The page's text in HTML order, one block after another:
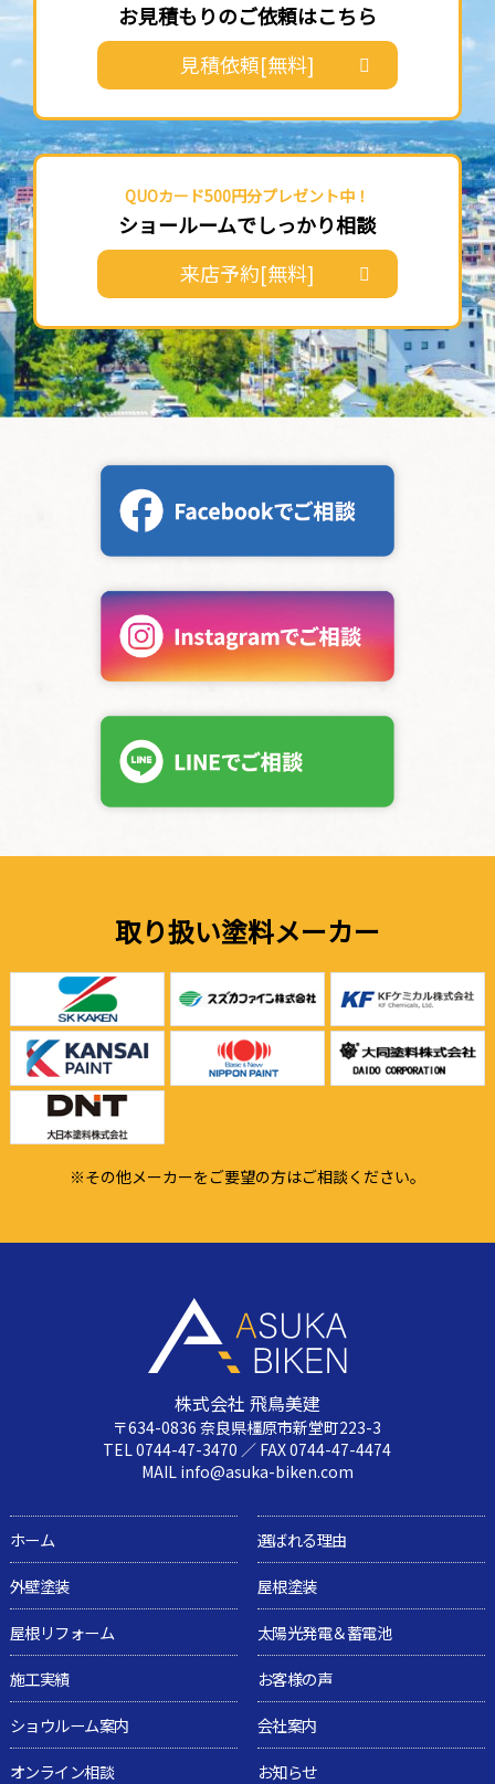
お見積もりのご依頼はこちら
見積依頼[無料]
QUOカード500円分プレゼント中！
ショールームでしっかり相談
来店予約[無料]
取り扱い塗料メーカー
※その他メーカーをご要望の方はご相談ください。
株式会社 飛鳥美建
〒634-0836 奈良県橿原市新堂町223-3
TEL 0744-47-3470 ／ FAX 0744-47-4474
MAIL info@asuka-biken.com
ホーム
選ばれる理由
外壁塗装
屋根塗装
屋根リフォーム
太陽光発電＆蓄電池
施工実績
お客様の声
ショウルーム案内
会社案内
オンライン相談
お知らせ